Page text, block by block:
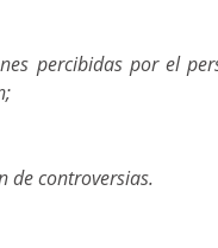
percibidas por el
de controversias.